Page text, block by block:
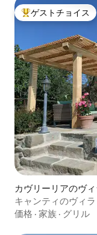
大好評のゲストチョ
ゲストチョイス
カヴリーリアのヴィ
キャンティのヴィ
価格 · 家族 · グリル